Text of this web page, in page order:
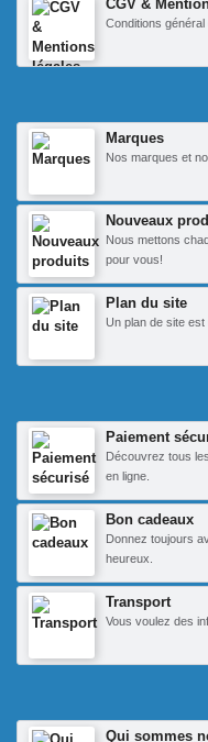
CGV &
Conditions
Marques
Nos marques et
Nouveaux
Nous mettons
pour vous!
Plan du site
Un plan de site est
Paiement
Découvrez tous
en ligne.
Bon cadeaux
Donnez toujours
heureux.
Transport
Vous voulez des
Qui sommes